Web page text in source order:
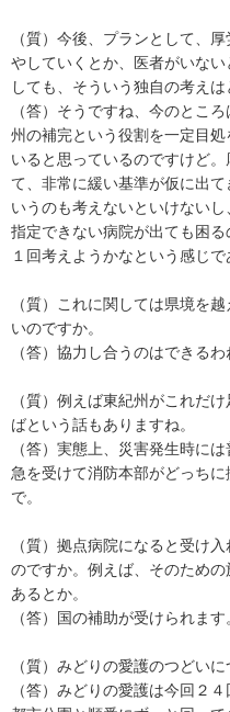
（質）今後、プランとして、
やしていくとか、医者がいな
しても、そういう独自の考え
（答）そうですね、今のとこ
州の補完という役割を一定目
いると思っているのですけど
て、非常に緩い基準が仮に出
いうのも考えないといけない
指定できない病院が出ても困
１回考えようかなという感じで
（質）これに関しては県境を
いのですか。
（答）協力し合うのはできるわ
（質）例えば東紀州がこれだ
ばという話もありますね。
（答）実態上、災害発生時に
急を受けて消防本部がどっち
で。
（質）拠点病院になると受け
のですか。例えば、そのため
あるとか。
（答）国の補助が受けられます
（質）みどりの愛護のつどい
（答）みどりの愛護は今回２